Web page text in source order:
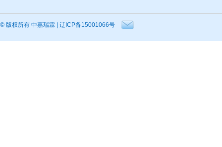
© 版权所有 中嘉瑞霖 | 辽ICP备15001066号